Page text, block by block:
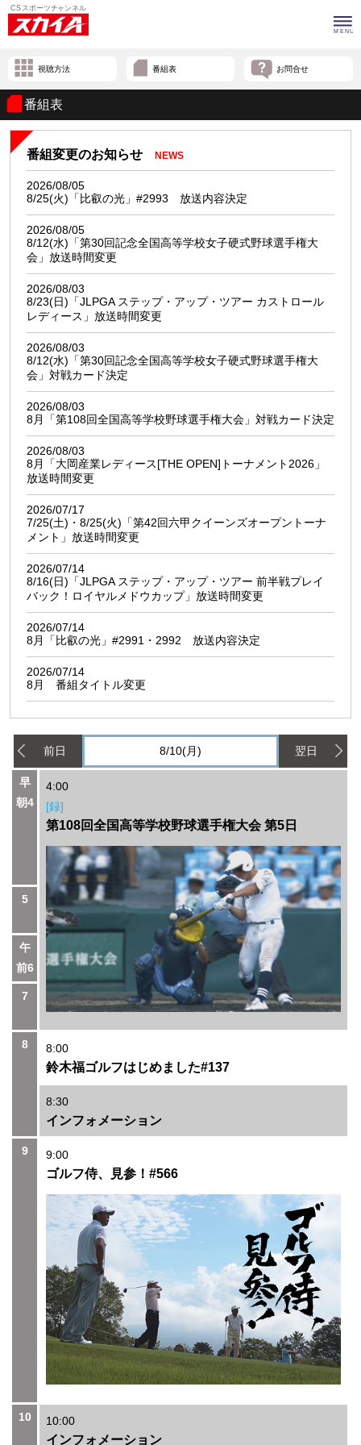
視聴方法 番組表 お問合せ
番組表
番組変更のお知らせ NEWS
2026/08/05
8/25(火)「比叡の光」#2993 放送内容決定
2026/08/05
8/12(水)「第30回記念全国高等学校女子硬式野球選手権大
会」放送時間変更
2026/08/03
8/23(日)「JLPGA ステップ・アップ・ツアー カストロール
レディース」放送時間変更
2026/08/03
8/12(水)「第30回記念全国高等学校女子硬式野球選手権大
会」対戦カード決定
2026/08/03
8月「第108回全国高等学校野球選手権大会」対戦カード決定
2026/08/03
8月「大岡産業レディース[THE OPEN]トーナメント2026」
放送時間変更
2026/07/17
7/25(土)・8/25(火)「第42回六甲クイーンズオープントーナ
メント」放送時間変更
2026/07/14
8/16(日)「JLPGA ステップ・アップ・ツアー 前半戦プレイ
バック！ロイヤルメドウカップ」放送時間変更
2026/07/14
8月「比叡の光」#2991・2992 放送内容決定
2026/07/14
8月 番組タイトル変更
前日 8/10(月) 翌日
早
朝4
4:00
[録]
第108回全国高等学校野球選手権大会 第5日
5
午
前6
7
8 8:00
鈴木福ゴルフはじめました#137
8:30
インフォメーション
9 9:00
ゴルフ侍、見参！#566
10 10:00
インフォメーション